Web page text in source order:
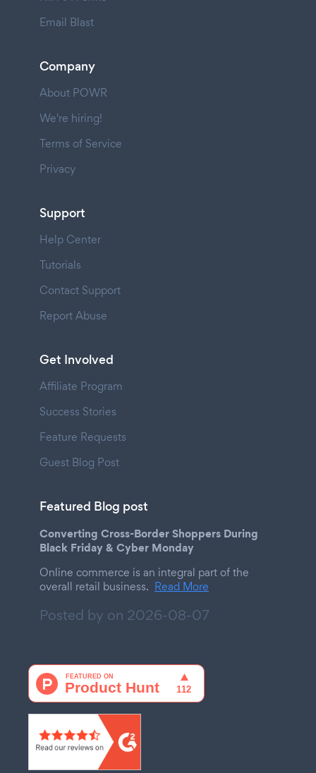
Email Blast
Company
About POWR
We're hiring!
Terms of Service
Privacy
Support
Help Center
Tutorials
Contact Support
Report Abuse
Get Involved
Affiliate Program
Success Stories
Feature Requests
Guest Blog Post
Featured Blog post
Converting Cross-Border Shoppers During
Black Friday & Cyber Monday
Online commerce is an integral part of the
overall retail business. Read More
Posted by on 2026-08-07